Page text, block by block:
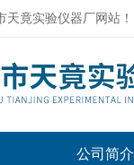
竟实验仪器厂网站！
公司简介